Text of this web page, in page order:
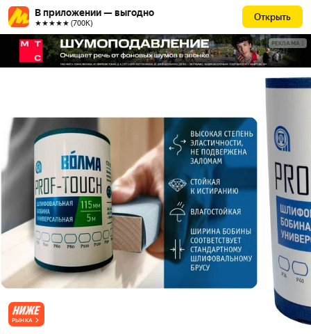
В приложении — выгодно
★★★★★ (700К)
Открыть
РЕКЛАМА
РЫНКА